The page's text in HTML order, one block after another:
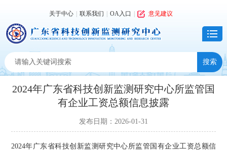
关于中心 联系我们 OA入口 意见建议
2024年广东省科技创新监测研究中心所监管国
有企业工资总额信息披露
发布日期：2026-01-31
2024年广东省科技创新监测研究中心所监管国有企业工资总额信